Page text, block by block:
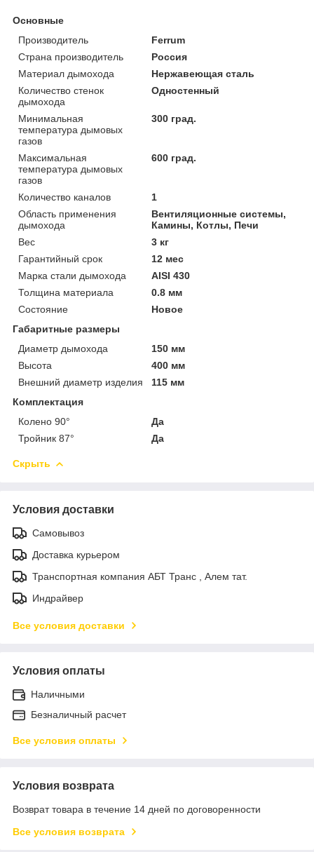
Основные
Производитель
Ferrum
Страна производитель
Россия
Материал дымохода
Нержавеющая сталь
Количество стенок
дымохода
Одностенный
Минимальная
температура дымовых
газов
300 град.
Максимальная
температура дымовых
газов
600 град.
Количество каналов
1
Область применения
дымохода
Вентиляционные системы,
Камины, Котлы, Печи
Вес
3 кг
Гарантийный срок
12 мес
Марка стали дымохода
AISI 430
Толщина материала
0.8 мм
Состояние
Новое
Габаритные размеры
Диаметр дымохода
150 мм
Высота
400 мм
Внешний диаметр изделия
115 мм
Комплектация
Колено 90°
Да
Тройник 87°
Да
Скрыть
Условия доставки
Самовывоз
Доставка курьером
Транспортная компания АБТ Транс , Алем тат.
Индрайвер
Все условия доставки
Условия оплаты
Наличными
Безналичный расчет
Все условия оплаты
Условия возврата
Возврат товара в течение 14 дней по договоренности
Все условия возврата